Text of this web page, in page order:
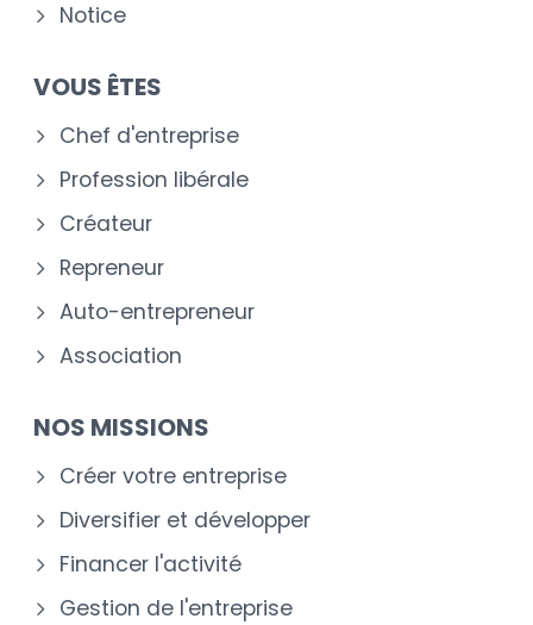
Notice
VOUS ÊTES
Chef d'entreprise
Profession libérale
Créateur
Repreneur
Auto-entrepreneur
Association
NOS MISSIONS
Créer votre entreprise
Diversifier et développer
Financer l'activité
Gestion de l'entreprise